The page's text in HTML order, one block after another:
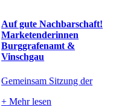
Auf gute Nachbarschaft!
Marketenderinnen
Burggrafenamt &
Vinschgau
Gemeinsam Sitzung der
+ Mehr lesen